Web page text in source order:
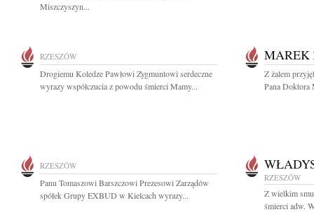
Miszczyszyn...
RZESZÓW
Drogiemu Koledze Pawłowi Zygmuntowi serdeczne
wyrazy współczucia z powodu śmierci Mamy...
MAREK
Z żalem
Pana Doktora
RZESZÓW
Panu Tomaszowi Barszczowi Prezesowi Zarządów
spółek Grupy EXBUD w Kielcach wyrazy...
RZESZÓW
Z wielkim
śmierci adw.